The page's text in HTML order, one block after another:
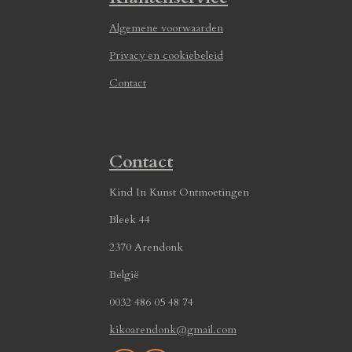
Algemene voorwaarden
Privacy en cookiebeleid
Contact
Contact
Kind In Kunst Ontmoetingen
Bleek 44
2370 Arendonk
België
0032 486 05 48 74
kikoarendonk@gmail.com